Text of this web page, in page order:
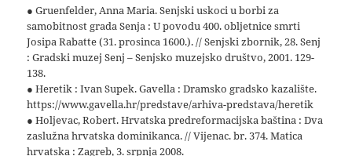
● Gruenfelder, Anna Maria. Senjski uskoci u borbi za
samobitnost grada Senja : U povodu 400. obljetnice smrti
Josipa Rabatte (31. prosinca 1600.). // Senjski zbornik, 28. Senj
: Gradski muzej Senj – Senjsko muzejsko društvo, 2001. 129-
138.
● Heretik : Ivan Supek. Gavella : Dramsko gradsko kazalište.
https://www.gavella.hr/predstave/arhiva-predstava/heretik
● Holjevac, Robert. Hrvatska predreformacijska baština : Dva
zaslužna hrvatska dominikanca. // Vijenac. br. 374. Matica
hrvatska : Zagreb, 3. srpnja 2008.